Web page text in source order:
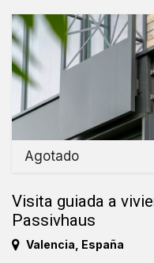
Agotado
Visita guiada a
Passivhaus
Valencia España